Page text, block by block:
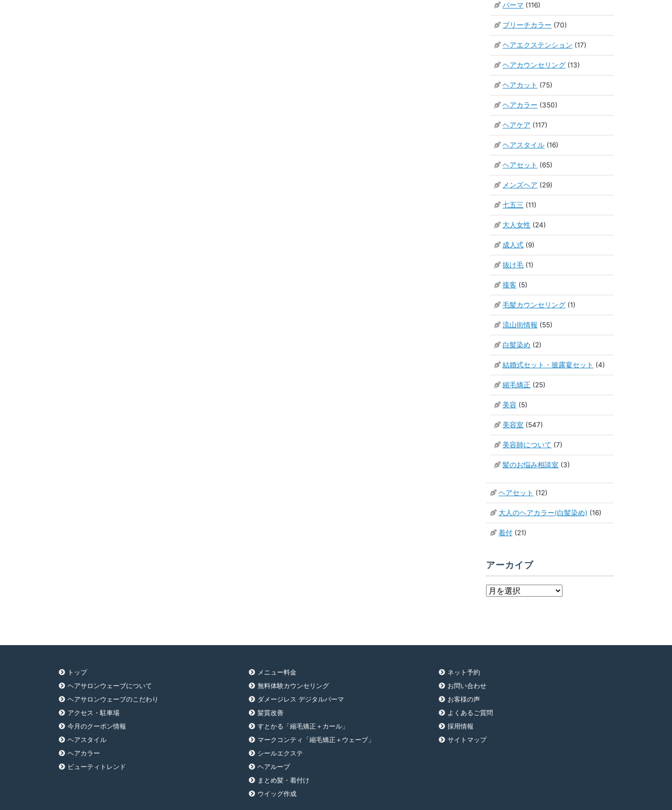
パーマ (116)
ブリーチカラー (70)
ヘアエクステンション (17)
ヘアカウンセリング (13)
ヘアカット (75)
ヘアカラー (350)
ヘアケア (117)
ヘアスタイル (16)
ヘアセット (65)
メンズヘア (29)
七五三 (11)
大人女性 (24)
成人式 (9)
抜け毛 (1)
接客 (5)
毛髪カウンセリング (1)
流山街情報 (55)
白髪染め (2)
結婚式セット・披露宴セット (4)
縮毛矯正 (25)
美容 (5)
美容室 (547)
美容師について (7)
髪のお悩み相談室 (3)
ヘアセット (12)
大人のヘアカラー(白髪染め) (16)
着付 (21)
アーカイブ
ア
トップ
ヘアサロンウェーブについて
ヘアサロンウェーブのこだわり
アクセス・駐車場
今月のクーポン情報
ヘアスタイル
ヘアカラー
ビューティトレンド
メニュー料金
無料体験カウンセリング
ダメージレス デジタルパーマ
髪質改善
すとかる「縮毛矯正＋カール」
マークコンティ「縮毛矯正＋ウェーブ」
シールエクステ
ヘアループ
まとめ髪・着付け
ウイッグ作成
ネット予約
お問い合わせ
お客様の声
よくあるご質問
採用情報
サイトマップ